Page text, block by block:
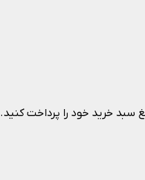
سبد خرید خود را پرداخت کنید.